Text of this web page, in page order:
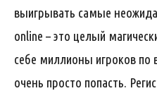
выигрывать самые
online – это целый
себе миллионы игроков по
очень просто попасть.